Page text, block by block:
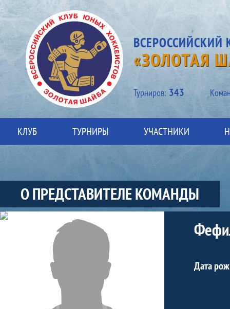
«ЗОЛОТАЯ
Турниров: 343
КЛУБ ТУРНИРЫ УЧАСТНИКИ
О ПРЕДСТАВИТЕЛЕ КОМАНДЫ
Участники-представитель-команды
Дата